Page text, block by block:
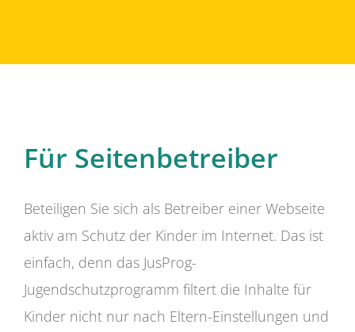
Für Seitenbetreiber
Beteiligen Sie sich als Betreiber einer Webseite
aktiv am Schutz der Kinder im Internet. Das ist
einfach, denn das JusProg-
Jugendschutzprogramm filtert die Inhalte für
Kinder nicht nur nach Eltern-Einstellungen und